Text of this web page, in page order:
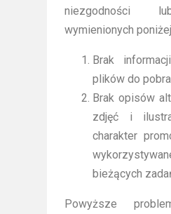
niezgodności
wymienionych
Brak
plików do
Brak opisów
zdjęć i
charakter
bieżących
Powyższe